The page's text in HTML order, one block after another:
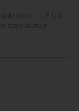
klinice 1. LF UK
specializuje